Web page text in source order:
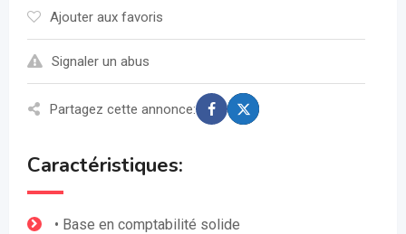
Ajouter aux favoris
Signaler un abus
Partagez cette annonce:
Caractéristiques:
• Base en comptabilité solide